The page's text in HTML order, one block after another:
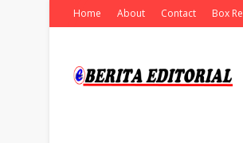
Home About Contact Box